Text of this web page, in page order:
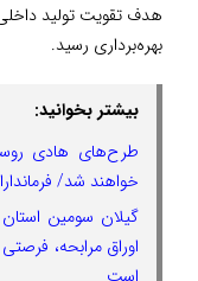
هدف تقویت تولید
بهره‌برداری رسید.
بیشتر بخوانید:
طرح‌های هادی
خواهند شد/
گیلان سومین
اوراق مرابحه،